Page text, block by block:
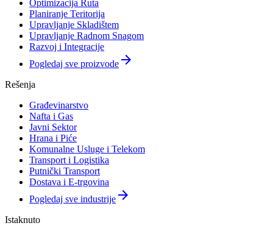
Optimizacija Ruta
Planiranje Teritorija
Upravljanje Skladištem
Upravljanje Radnom Snagom
Razvoj i Integracije
Pogledaj sve proizvode arrow_forward
Rešenja
Građevinarstvo
Nafta i Gas
Javni Sektor
Hrana i Piće
Komunalne Usluge i Telekom
Transport i Logistika
Putnički Transport
Dostava i E-trgovina
Pogledaj sve industrije arrow_forward
Istaknuto